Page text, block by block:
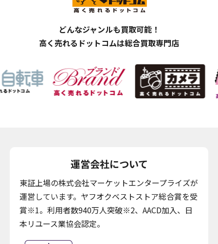
どんなジャンルも買取可能！
高く売れるドットコムは総合買取専門店
運営会社について
東証上場の株式会社マーケットエンタープライズが
運営しています。ヤフオクベストストア総合賞を受
賞※1。利用者数940万人突破※2、AACD加入、日
本リユース業協会認定。